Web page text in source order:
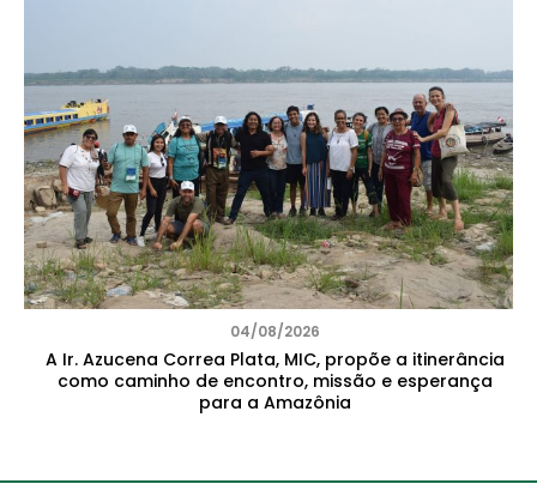
04/08/2026
A Ir. Azucena Correa Plata, MIC, propõe a itinerância
como caminho de encontro, missão e esperança
para a Amazônia